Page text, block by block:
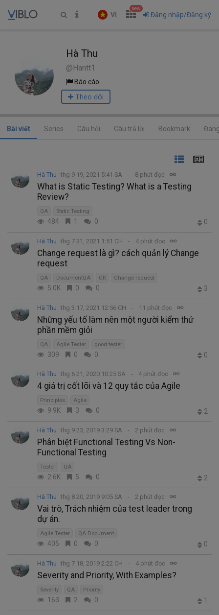
VI
new
Đăng nhập/Đăng ký
Hà Thu
@Hantt1
Báo cáo
Theo dõi
Bài viết Series Câu hỏi Câu trả lời Bookmark
Hà Thu thg 9 19, 2021 5:41 SA 8 phút đọc
What is Static Testing? What is a Testing
Review?
QA Static Testing
484 1 0 0
Hà Thu thg 7 31, 2021 1:51 CH 4 phút đọc
Change request là gì? cách quản lý Change
request
QA DocumentQA CR Change request
5.0K 0 0 3
Hà Thu thg 3 17, 2021 12:56 CH 11 phút đọc
Những yếu tố làm nên một người kiểm thử
phần mềm giỏi
QA Agile Tester good tester
309 0 0 0
Hà Thu thg 6 21, 2020 10:25 SA 4 phút đọc
4 giá trị cốt lõi và 12 quy tắc của Agile
Principles Agile
9.9K 3 0 2
Hà Thu thg 9 23, 2019 3:29 SA 2 phút đọc
Phân biệt Functional Testing Vs Non-
Functional Testing
Tester QA
2.6K 5 0 2
Hà Thu thg 8 20, 2019 9:05 SA 2 phút đọc
Vai trò, Trách nhiệm của test leader trong
dự án.
Agile Tester QA Document
405 0 0 0
Hà Thu thg 7 18, 2019 2:22 CH 4 phút đọc
Severity and Priority, With Examples?
Severity QA Priority
163 2 0 1